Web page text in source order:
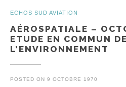
ECHOS SUD AVIATION
AÉROSPATIALE –
ETUDE EN COMMUN DE
L’ENVIRONNEMENT
POSTED ON 9 OCTOBRE 1970